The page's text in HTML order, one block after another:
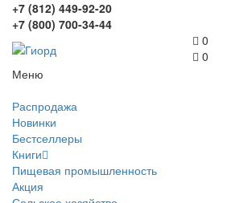
+7 (812) 449-92-20
+7 (800) 700-34-44
0
0
Меню
Распродажа
Новинки
Бестселлеры
Книги
Пищевая промышленность
Акция